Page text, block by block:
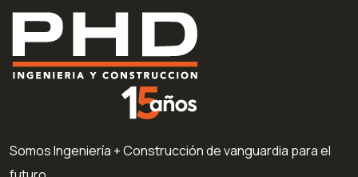
Somos Ingeniería + Construcción de vanguardia para el